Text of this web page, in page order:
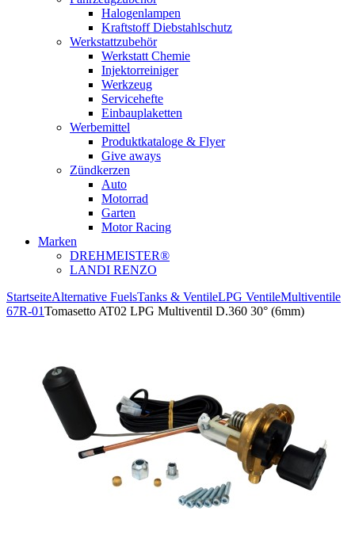
Halogenlampen
Kraftstoff Diebstahlschutz
Werkstattzubehör
Werkstatt Chemie
Injektorreiniger
Werkzeug
Servicehefte
Einbauplaketten
Werbemittel
Produktkataloge & Flyer
Give aways
Zündkerzen
Auto
Motorrad
Garten
Motor Racing
Marken
DREHMEISTER®
LANDI RENZO
StartseiteAlternative FuelsTanks & VentileLPG VentileMultiventile
67R-01Tomasetto AT02 LPG Multiventil D.360 30° (6mm)